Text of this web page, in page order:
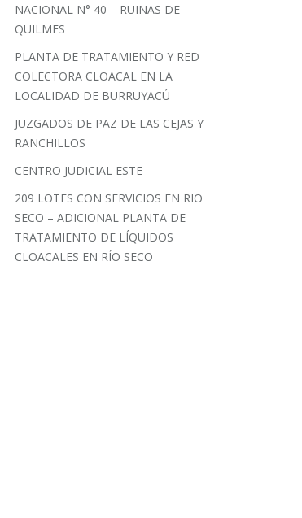
NACIONAL N° 40 – RUINAS DE
QUILMES
PLANTA DE TRATAMIENTO Y RED
COLECTORA CLOACAL EN LA
LOCALIDAD DE BURRUYACÚ
JUZGADOS DE PAZ DE LAS CEJAS Y
RANCHILLOS
CENTRO JUDICIAL ESTE
209 LOTES CON SERVICIOS EN RIO
SECO – ADICIONAL PLANTA DE
TRATAMIENTO DE LÍQUIDOS
CLOACALES EN RÍO SECO